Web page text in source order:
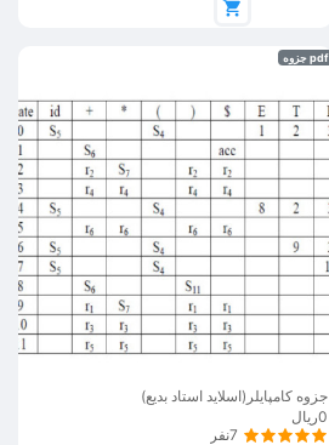
pdf جزوه
جزوه کامپایلر(اسلاید استاد بدیع)
0ریال
7نفر